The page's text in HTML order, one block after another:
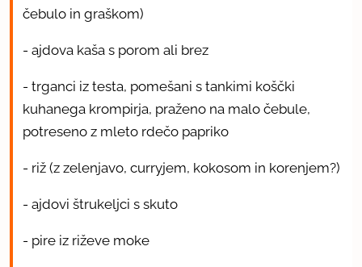
čebulo in graškom)
- ajdova kaša s porom ali brez
- trganci iz testa, pomešani s tankimi koščki
kuhanega krompirja, praženo na malo čebule,
potreseno z mleto rdečo papriko
- riž (z zelenjavo, curryjem, kokosom in korenjem?)
- ajdovi štrukeljci s skuto
- pire iz riževe moke